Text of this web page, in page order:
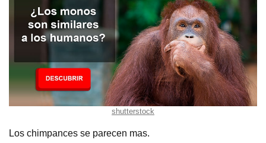
shutterstock
Los chimpances se parecen mas.